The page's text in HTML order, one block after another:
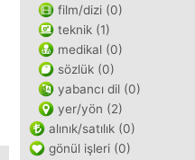
film/dizi (0)
teknik (1)
medikal (0)
sözlük (0)
yabancı dil (0)
yer/yön (2)
alınık/satılık (0)
gönül işleri (0)